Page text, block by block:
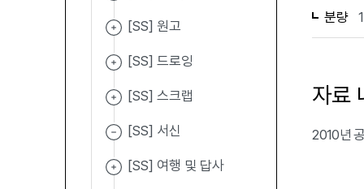
[SS] 원고
[SS] 드로잉
[SS] 스크랩
[SS] 서신
[SS] 여행 및 답사
분량 1
자료
2010년